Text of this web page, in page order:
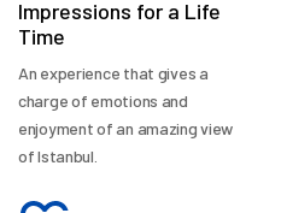
Impressions for a Life
Time
An experience that gives a
charge of emotions and
enjoyment of an amazing view
of Istanbul.